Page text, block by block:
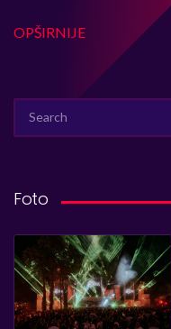
OPŠIRNIJE
FOR:
Foto